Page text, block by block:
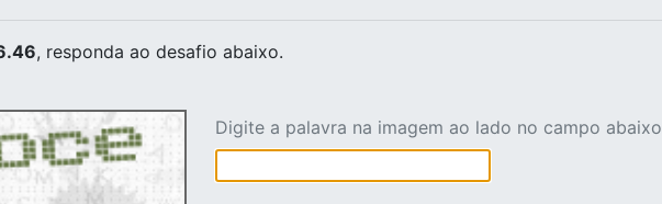
, responda ao desafio abaixo.
Digite a palavra na imagem ao lado no campo abaixo